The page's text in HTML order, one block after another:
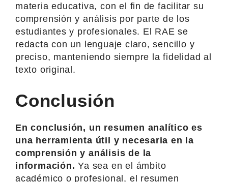
materia educativa, con el fin de facilitar su
comprensión y análisis por parte de los
estudiantes y profesionales. El RAE se
redacta con un lenguaje claro, sencillo y
preciso, manteniendo siempre la fidelidad al
texto original.
Conclusión
En conclusión, un resumen analítico es
una herramienta útil y necesaria en la
comprensión y análisis de la
información.Ya sea en el ámbito
académico o profesional, el resumen